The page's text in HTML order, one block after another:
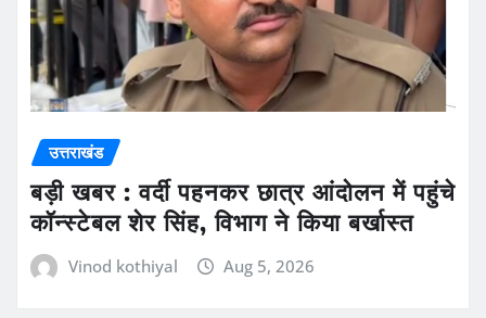
उत्तराखंड
बड़ी खबर : वर्दी पहनकर छात्र आंदोलन में पहुंचे
कॉन्स्टेबल शेर सिंह, विभाग ने किया बर्खास्त
Vinod kothiyal Aug 5, 2026